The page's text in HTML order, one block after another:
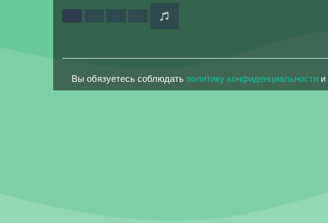
Вы обязуетесь соблюдать политику конфиденциальности и